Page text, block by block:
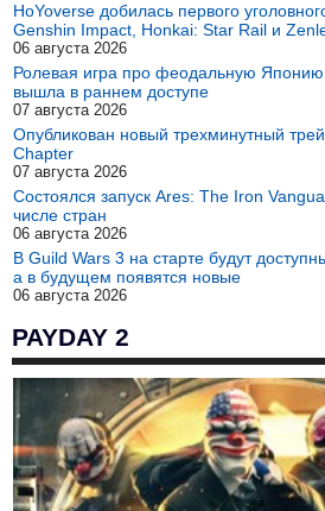
HoYoverse добилась первого
Genshin Impact, Honkai: Star Rail и
06 августа 2026
Ролевая игра про феодальную
вышла в раннем доступе
07 августа 2026
Опубликован новый трехминутный
Chapter
07 августа 2026
Состоялся запуск Ares: The Iron
числе стран
06 августа 2026
В Guild Wars 3 на старте будут
а в будущем появятся новые
06 августа 2026
PAYDAY 2